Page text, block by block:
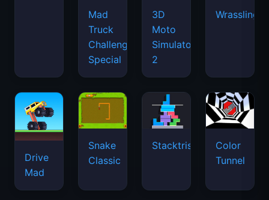
Mad
Truck
Challenge
Special
3D
Moto
Simulator
2
Wrassling
Drive
Mad
Snake
Classic
Stacktris
Color
Tunnel